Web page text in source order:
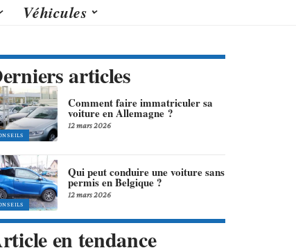
Véhicules
articles
Comment faire immatriculer sa
voiture en Allemagne ?
12 mars 2026
Qui peut conduire une voiture sans
permis en Belgique ?
12 mars 2026
en tendance